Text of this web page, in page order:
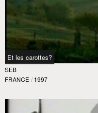
Et les carottes?
SEB
FRANCE / 1997